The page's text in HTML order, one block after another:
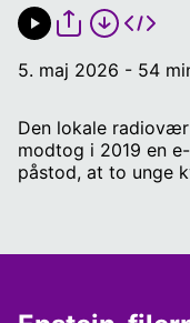
5. maj 2026 - 54
Den lokale
modtog i 2019 en
påstod, at to unge
overhovedet bruge